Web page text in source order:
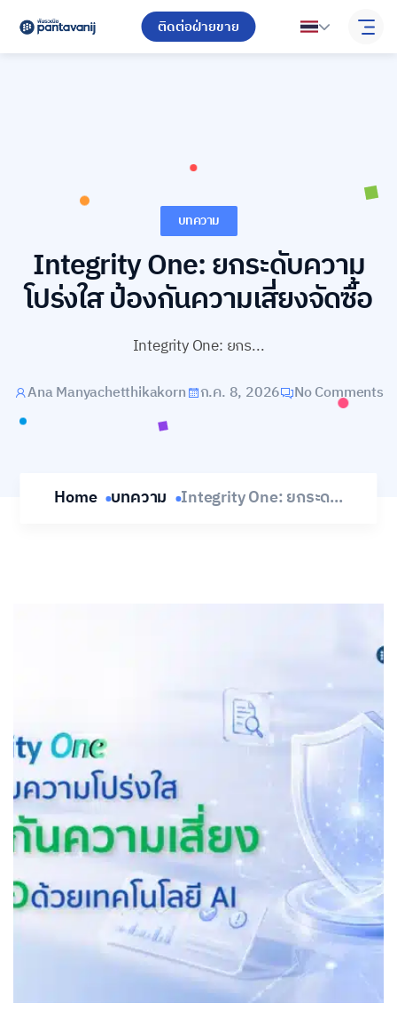
ติดต่อฝ่ายขาย
บทความ
Integrity One: ยกระดับความ
โปร่งใส ป้องกันความเสี่ยงจัดซื้อ
Integrity One: ยกร...
Ana Manyachetthikakorn ก.ค. 8, 2026 No Comments
Home บทความ Integrity One: ยกระด...